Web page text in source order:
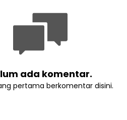
ada komentar.
pertama berkomentar disini.